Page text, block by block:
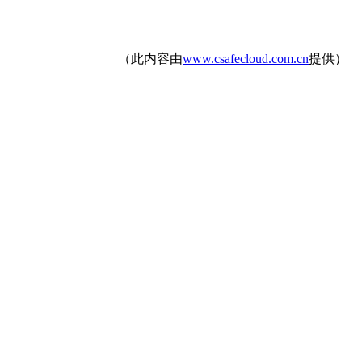
（此内容由www.csafecloud.com.cn提供）